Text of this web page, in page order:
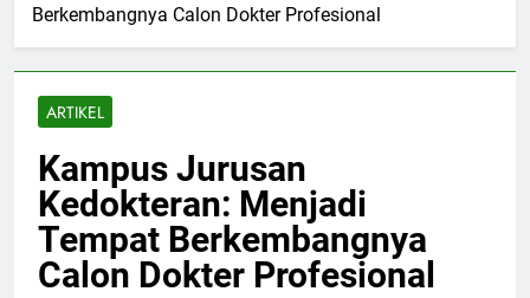
Berkembangnya Calon Dokter Profesional
ARTIKEL
Kampus Jurusan
Kedokteran: Menjadi
Tempat Berkembangnya
Calon Dokter Profesional